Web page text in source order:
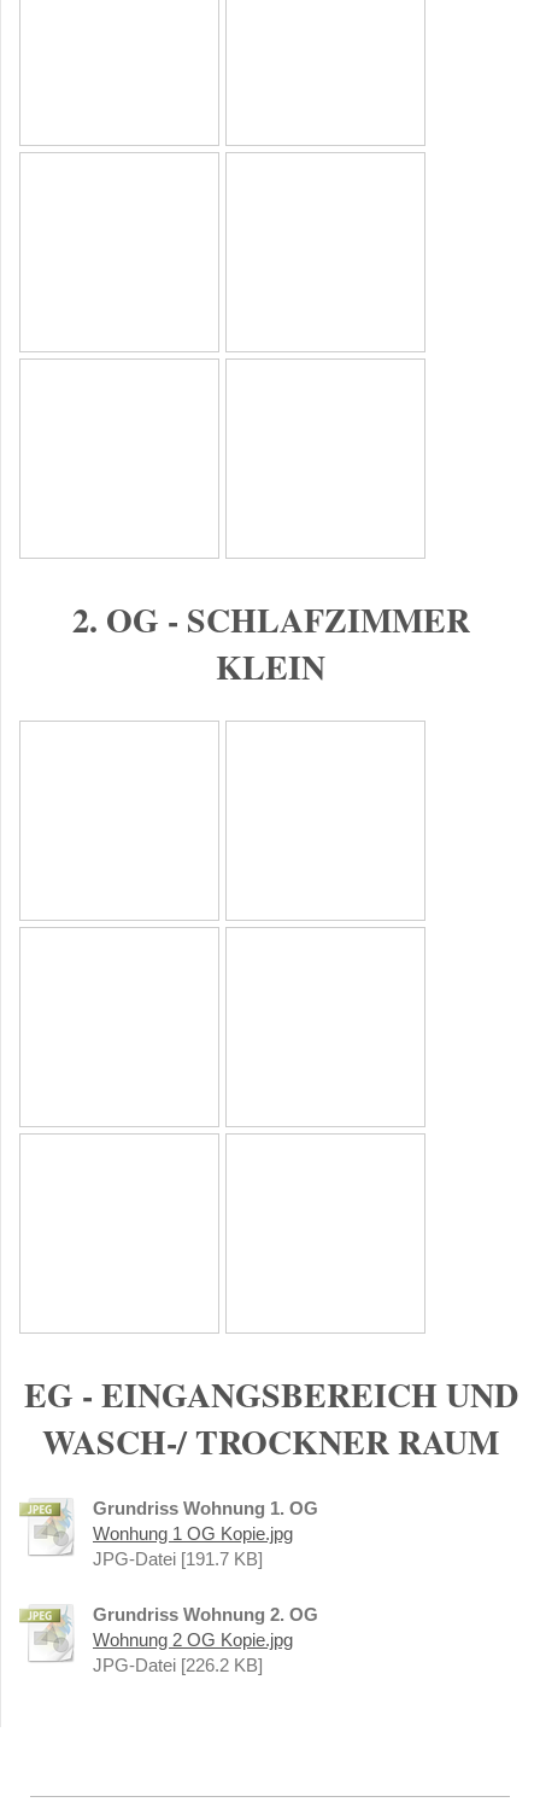
2. OG - SCHLAFZIMMER
KLEIN
EG - EINGANGSBEREICH UND
WASCH-/ TROCKNER RAUM
Grundriss Wohnung 1. OG
Wonhung 1 OG Kopie.jpg
JPG-Datei [191.7 KB]
Grundriss Wohnung 2. OG
Wohnung 2 OG Kopie.jpg
JPG-Datei [226.2 KB]